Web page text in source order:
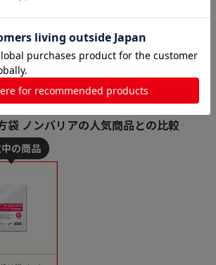
袋 ノンバリアの人気商品との比較